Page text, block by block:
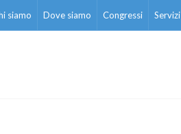
siamo Dove siamo Congressi